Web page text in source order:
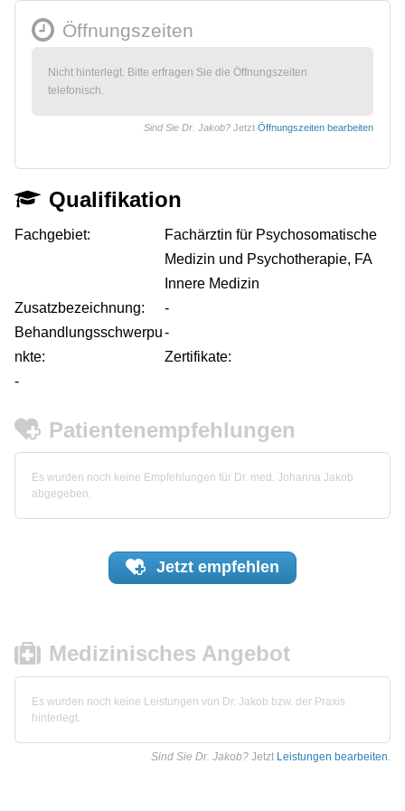
Öffnungszeiten
Nicht hinterlegt. Bitte erfragen Sie die Öffnungszeiten
telefonisch.
Sind Sie Dr. Jakob? Jetzt Öffnungszeiten bearbeiten
Qualifikation
Fachgebiet:
Fachärztin für Psychosomatische
Medizin und Psychotherapie, FA
Innere Medizin
Zusatzbezeichnung:
-
Behandlungsschwerpu
nkte:
-
Zertifikate:
-
Patientenempfehlungen
Es wurden noch keine Empfehlungen für Dr. med. Johanna Jakob
abgegeben.
Jetzt empfehlen
Medizinisches Angebot
Es wurden noch keine Leistungen von Dr. Jakob bzw. der Praxis
hinterlegt.
Sind Sie Dr. Jakob? Jetzt Leistungen bearbeiten.